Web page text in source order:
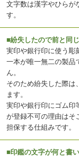
文字数は漢字やひらが
す。
■紛失したので前と同
実印や銀行印に使う彫
一本が唯一無二の製品
ん。
そのため紛失した際は
ます。
実印や銀行印にゴム印
が登録不可の理由はそ
担保する仕組みです。
■印鑑の文字が何と書